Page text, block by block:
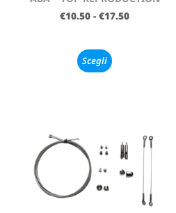
€10.50 - €17.50
Scegli